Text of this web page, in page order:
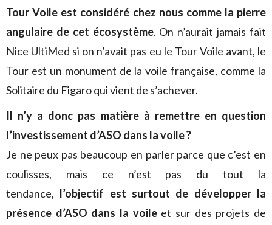
Tour Voile est considéré chez nous comme la pierre
angulaire de cet écosystème. On n’aurait jamais fait
Nice UltiMed si on n’avait pas eu le Tour Voile avant, le
Tour est un monument de la voile française, comme la
Solitaire du Figaro qui vient de s’achever.
Il n’y a donc pas matière à remettre en question
l’investissement d’ASO dans la voile ?
Je ne peux pas beaucoup en parler parce que c’est en
coulisses, mais ce n’est pas du tout la
tendance, l’objectif est surtout de développer la
présence d’ASO dans la voileet sur des projets de